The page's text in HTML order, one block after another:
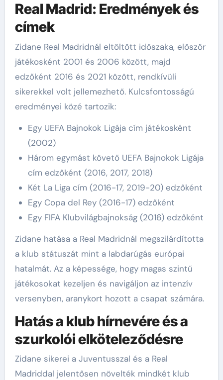
Real Madrid: Eredmények és
címek
Zidane Real Madridnál eltöltött időszaka, először
játékosként 2001 és 2006 között, majd
edzőként 2016 és 2021 között, rendkívüli
sikerekkel volt jellemezhető. Kulcsfontosságú
eredményei közé tartozik:
Egy UEFA Bajnokok Ligája cím játékosként
(2002)
Három egymást követő UEFA Bajnokok Ligája
cím edzőként (2016, 2017, 2018)
Két La Liga cím (2016-17, 2019-20) edzőként
Egy Copa del Rey (2016-17) edzőként
Egy FIFA Klubvilágbajnokság (2016) edzőként
Zidane hatása a Real Madridnál megszilárdította
a klub státuszát mint a labdarúgás európai
hatalmát. Az a képessége, hogy magas szintű
játékosokat kezeljen és navigáljon az intenzív
versenyben, aranykort hozott a csapat számára.
Hatás a klub hírnevére és a
szurkolói elköteleződésre
Zidane sikerei a Juventusszal és a Real
Madriddal jelentősen növelték mindkét klub